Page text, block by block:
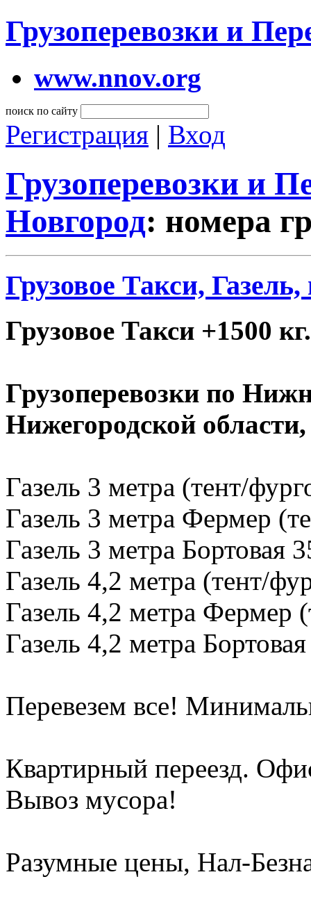
Грузоперевозки и
www.nnov.org
поиск по сайту
Регистрация | Вход
Грузоперевозки и
Новгород: номера
Грузовое Такси,
Грузовое Такси +1500 кг.
Грузоперевозки по
Нижегородской
Газель 3 метра (тент/
Газель 3 метра Фермер
Газель 3 метра Бортовая
Газель 4,2 метра (тент/
Газель 4,2 метра Фермер
Газель 4,2 метра
Перевезем все!
Квартирный переезд.
Вывоз мусора!
Разумные цены, Нал-